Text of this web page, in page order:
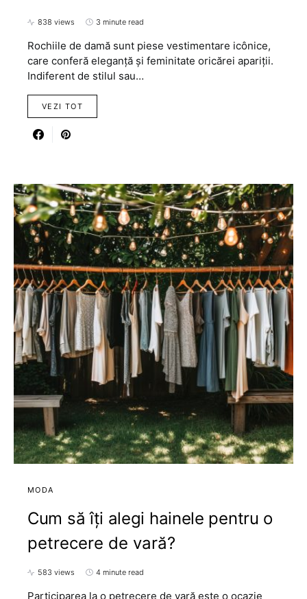
838 views 3 minute read
Rochiile de damă sunt piese vestimentare icônice,
care conferă eleganță și feminitate oricărei apariții.
Indiferent de stilul sau…
VEZI TOT
MODA
Cum să îți alegi hainele pentru o
petrecere de vară?
583 views 4 minute read
Participarea la o petrecere de vară este o ocazie